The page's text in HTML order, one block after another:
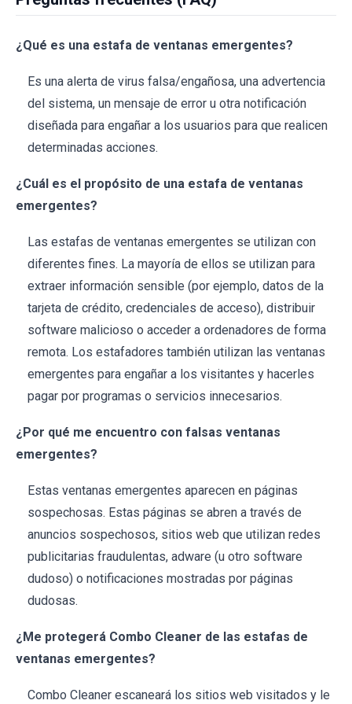
¿Qué es una estafa de ventanas emergentes?
Es una alerta de virus falsa/engañosa, una advertencia
del sistema, un mensaje de error u otra notificación
diseñada para engañar a los usuarios para que realicen
determinadas acciones.
¿Cuál es el propósito de una estafa de ventanas
emergentes?
Las estafas de ventanas emergentes se utilizan con
diferentes fines. La mayoría de ellos se utilizan para
extraer información sensible (por ejemplo, datos de la
tarjeta de crédito, credenciales de acceso), distribuir
software malicioso o acceder a ordenadores de forma
remota. Los estafadores también utilizan las ventanas
emergentes para engañar a los visitantes y hacerles
pagar por programas o servicios innecesarios.
¿Por qué me encuentro con falsas ventanas
emergentes?
Estas ventanas emergentes aparecen en páginas
sospechosas. Estas páginas se abren a través de
anuncios sospechosos, sitios web que utilizan redes
publicitarias fraudulentas, adware (u otro software
dudoso) o notificaciones mostradas por páginas
dudosas.
¿Me protegerá Combo Cleaner de las estafas de
ventanas emergentes?
Combo Cleaner escaneará los sitios web visitados y le